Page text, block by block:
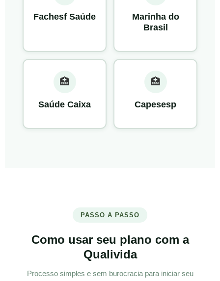
Fachesf Saúde
Marinha do
Brasil
🏥
Saúde Caixa
🏥
Capesesp
PASSO A PASSO
Como usar seu plano com a
Qualivida
Processo simples e sem burocracia para iniciar seu